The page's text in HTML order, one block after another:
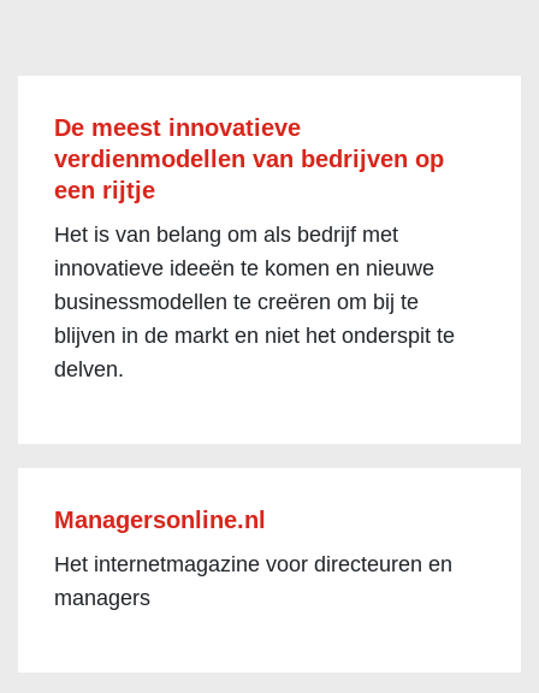
De meest innovatieve
verdienmodellen van bedrijven op
een rijtje
Het is van belang om als bedrijf met
innovatieve ideeën te komen en nieuwe
businessmodellen te creëren om bij te
blijven in de markt en niet het onderspit te
delven.
Managersonline.nl
Het internetmagazine voor directeuren en
managers